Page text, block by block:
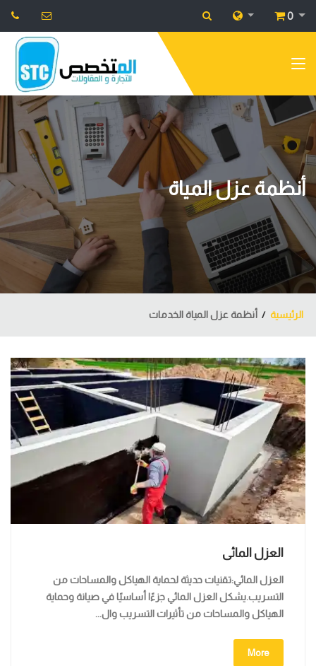
0
أنظمة عزل المياة
الرئيسية أنظمة عزل المياة الخدمات
العزل المائى
العزل المائي:تقنيات حديثة لحماية الهياكل والمساحات من
التسريب.يشكل العزل المائي جزءًا أساسيًا في صيانة وحماية
الهياكل والمساحات من تأثيرات التسريب وال...
More